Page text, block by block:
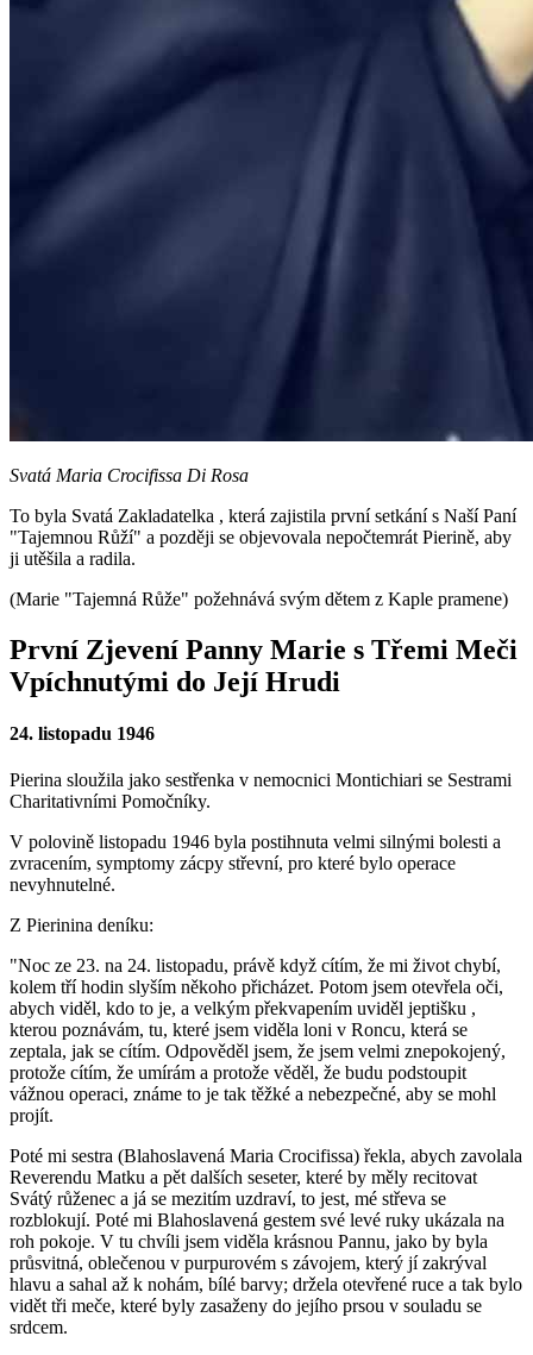
Svatá Maria Crocifissa Di Rosa
To byla Svatá Zakladatelka , která zajistila první setkání s Naší Paní
"Tajemnou Růží" a později se objevovala nepočtemrát Pierině, aby
ji utěšila a radila.
(Marie "Tajemná Růže" požehnává svým dětem z Kaple pramene)
První Zjevení Panny Marie s Třemi Meči
Vpíchnutými do Její Hrudi
24. listopadu 1946
Pierina sloužila jako sestřenka v nemocnici Montichiari se Sestrami
Charitativními Pomočníky.
V polovině listopadu 1946 byla postihnuta velmi silnými bolesti a
zvracením, symptomy zácpy střevní, pro které bylo operace
nevyhnutelné.
Z Pierinina deníku:
"Noc ze 23. na 24. listopadu, právě když cítím, že mi život chybí,
kolem tří hodin slyším někoho přicházet. Potom jsem otevřela oči,
abych viděl, kdo to je, a velkým překvapením uviděl jeptišku ,
kterou poznávám, tu, které jsem viděla loni v Roncu, která se
zeptala, jak se cítím. Odpověděl jsem, že jsem velmi znepokojený,
protože cítím, že umírám a protože věděl, že budu podstoupit
vážnou operaci, známe to je tak těžké a nebezpečné, aby se mohl
projít.
Poté mi sestra (Blahoslavená Maria Crocifissa) řekla, abych zavolala
Reverendu Matku a pět dalších seseter, které by měly recitovat
Svátý růženec a já se mezitím uzdraví, to jest, mé střeva se
rozblokují. Poté mi Blahoslavená gestem své levé ruky ukázala na
roh pokoje. V tu chvíli jsem viděla krásnou Pannu, jako by byla
průsvitná, oblečenou v purpurovém s závojem, který jí zakrýval
hlavu a sahal až k nohám, bílé barvy; držela otevřené ruce a tak bylo
vidět tři meče, které byly zasaženy do jejího prsou v souladu se
srdcem.